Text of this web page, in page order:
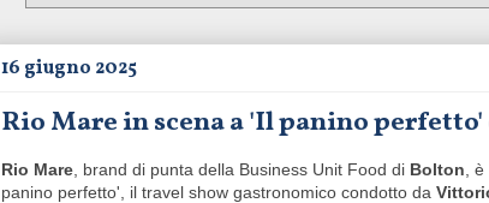
16 giugno 2025
Rio Mare in scena a 'Il panino
Rio Mare, brand di punta della Business Unit Food di Bolton, è
panino perfetto', il travel show gastronomico condotto da